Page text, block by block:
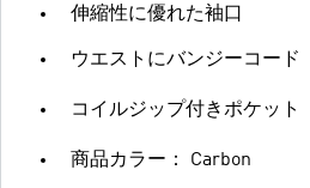
伸縮性に優れた袖口
ウエストにバンジーコード
コイルジップ付きポケット
商品カラー： Carbon